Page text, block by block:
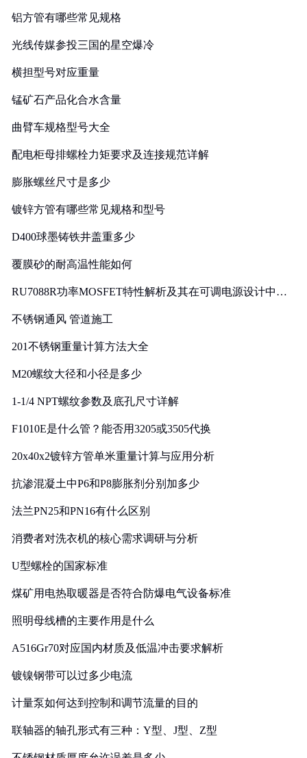
铝方管有哪些常见规格
光线传媒参投三国的星空爆冷
横担型号对应重量
锰矿石产品化合水含量
曲臂车规格型号大全
配电柜母排螺栓力矩要求及连接规范详解
膨胀螺丝尺寸是多少
镀锌方管有哪些常见规格和型号
D400球墨铸铁井盖重多少
覆膜砂的耐高温性能如何
RU7088R功率MOSFET特性解析及其在可调电源设计中的
不锈钢通风 管道施工
201不锈钢重量计算方法大全
M20螺纹大径和小径是多少
1-1/4 NPT螺纹参数及底孔尺寸详解
F1010E是什么管？能否用3205或3505代换
20x40x2镀锌方管单米重量计算与应用分析
抗渗混凝土中P6和P8膨胀剂分别加多少
法兰PN25和PN16有什么区别
消费者对洗衣机的核心需求调研与分析
U型螺栓的国家标准
煤矿用电热取暖器是否符合防爆电气设备标准
照明母线槽的主要作用是什么
A516Gr70对应国内材质及低温冲击要求解析
镀镍钢带可以过多少电流
计量泵如何达到控制和调节流量的目的
联轴器的轴孔形式有三种：Y型、J型、Z型